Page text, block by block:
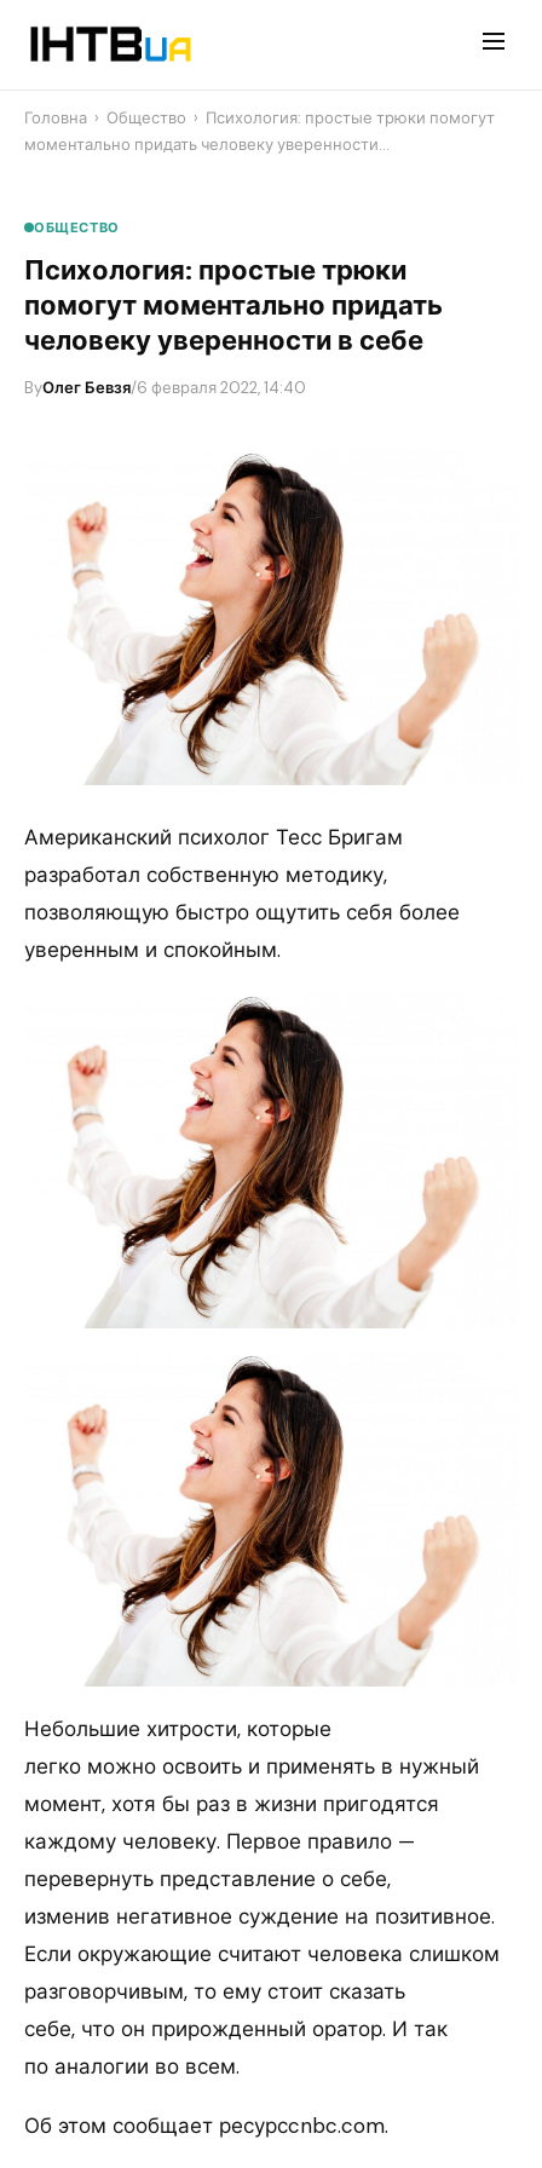
Головна › Общество › Психология: простые трюки помогут
моментально придать человеку уверенности…
ОБЩЕСТВО
Психология: простые трюки
помогут моментально придать
человеку уверенности в себе
ByОлег Бевзя/6 февраля 2022, 14:40
Американский психолог Тесс Бригам
разработал собственную методику,
позволяющую быстро ощутить себя более
уверенным и спокойным.
Небольшие хитрости, которые
легко можно освоить и применять в нужный
момент, хотя бы раз в жизни пригодятся
каждому человеку. Первое правило —
перевернуть представление о себе,
изменив негативное суждение на позитивное.
Если окружающие считают человека слишком
разговорчивым, то ему стоит сказать
себе, что он прирожденный оратор. И так
по аналогии во всем.
Об этом сообщает ресурсcnbc.com.